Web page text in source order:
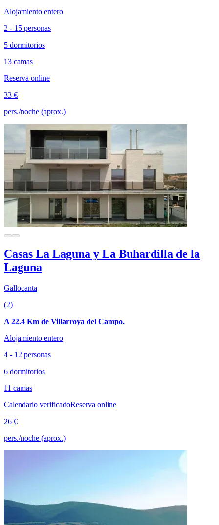
Alojamiento entero
2 - 15 personas
5 dormitorios
13 camas
Reserva online
33 €
pers./noche (aprox.)
Casas La Laguna y La Buhardilla de la
Laguna
Gallocanta
(2)
A 22.4 Km de Villarroya del Campo.
Alojamiento entero
4 - 12 personas
6 dormitorios
11 camas
Calendario verificadoReserva online
26 €
pers./noche (aprox.)